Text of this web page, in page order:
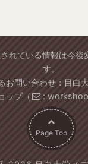
れている情報は今後
す。
お問い合わせ：目白
ップ（
:
Page Top